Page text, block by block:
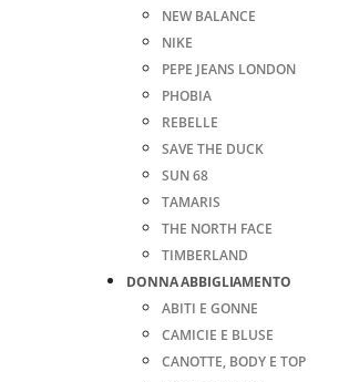
NEW BALANCE
NIKE
PEPE JEANS LONDON
PHOBIA
REBELLE
SAVE THE DUCK
SUN 68
TAMARIS
THE NORTH FACE
TIMBERLAND
DONNA ABBIGLIAMENTO
ABITI E GONNE
CAMICIE E BLUSE
CANOTTE, BODY E TOP